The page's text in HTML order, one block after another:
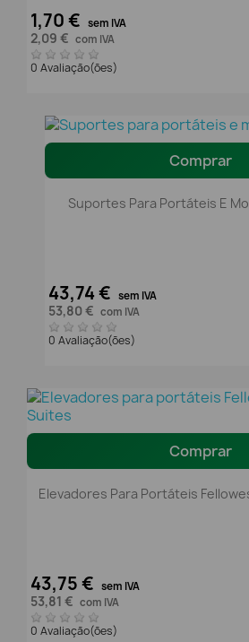
1,70 € sem IVA
2,09 € com IVA
0 Avaliação(ões)
Comprar
Suportes Para Portáteis E
43,74 € sem IVA
53,80 € com IVA
0 Avaliação(ões)
Comprar
Elevadores Para Portáteis
43,75 € sem IVA
53,81 € com IVA
0 Avaliação(ões)